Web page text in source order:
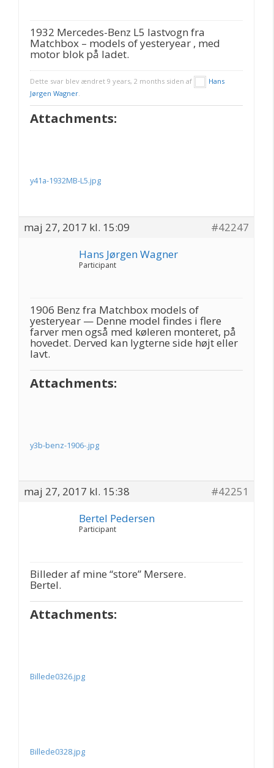
1932 Mercedes-Benz L5 lastvogn fra
Matchbox – models of yesteryear , med
motor blok på ladet.
Dette svar blev ændret 9 years, 2 months siden af
Hans
Jørgen Wagner.
Attachments:
y41a-1932MB-L5.jpg
maj 27, 2017 kl. 15:09
#42247
Hans Jørgen Wagner
Participant
1906 Benz fra Matchbox models of
yesteryear — Denne model findes i flere
farver men også med køleren monteret, på
hovedet. Derved kan lygterne side højt eller
lavt.
Attachments:
y3b-benz-1906-.jpg
maj 27, 2017 kl. 15:38
#42251
Bertel Pedersen
Participant
Billeder af mine “store” Mersere.
Bertel.
Attachments:
Billede0326.jpg
Billede0328.jpg